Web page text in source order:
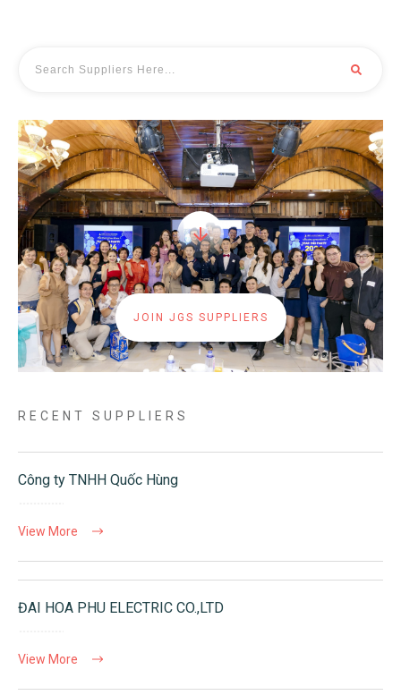
JOIN JGS SUPPLIERS
RECENT SUPPLIERS
Công ty TNHH Quốc Hùng
View More
ĐAI HOA PHU ELECTRIC CO.,LTD
View More